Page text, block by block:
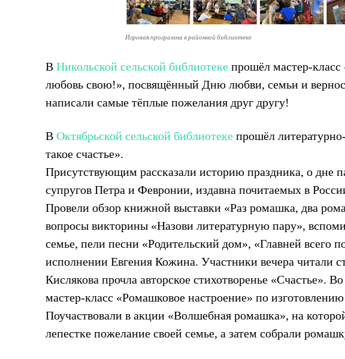
Игровая программа в районной библиотеке
В Никольской сельской библиотеке прошёл мастер-
любовь свою!», посвящённый Дню любви, семьи и
написали самые тёплые пожелания друг другу!
В Октябрьской сельской библиотеке прошёл
такое счастье».
Присутствующим рассказали историю праздника, о дне
супругов Петра и Февронии, издавна почитаемых в
Провели обзор книжной выставки «Раз ромашка, два
вопросы викторины «Назови литературную пару»,
семье, пели песни «Родительский дом», «Главней всего
исполнении Евгения Кожина. Участники вечера читали
Кислякова прочла авторское стихотворенье «Счастье».
мастер-класс «Ромашковое настроение» по
Поучаствовали в акции «Волшебная ромашка», на
лепестке пожелание своей семье, а затем собрали